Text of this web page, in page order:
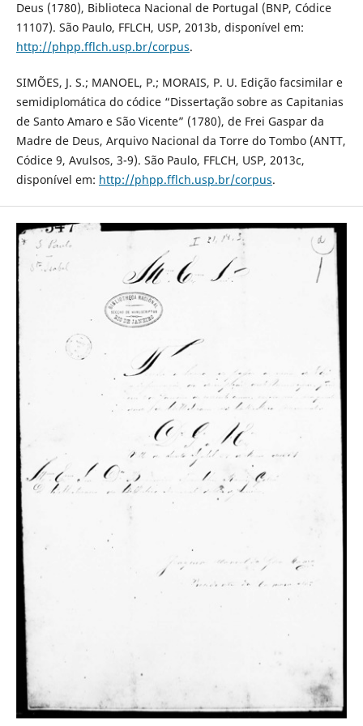
Deus (1780), Biblioteca Nacional de Portugal (BNP, Códice
11107). São Paulo, FFLCH, USP, 2013b, disponível em:
http://phpp.fflch.usp.br/corpus.
SIMÕES, J. S.; MANOEL, P.; MORAIS, P. U. Edição facsimilar e
semidiplomática do códice “Dissertação sobre as Capitanias
de Santo Amaro e São Vicente” (1780), de Frei Gaspar da
Madre de Deus, Arquivo Nacional da Torre do Tombo (ANTT,
Códice 9, Avulsos, 3-9). São Paulo, FFLCH, USP, 2013c,
disponível em: http://phpp.fflch.usp.br/corpus.